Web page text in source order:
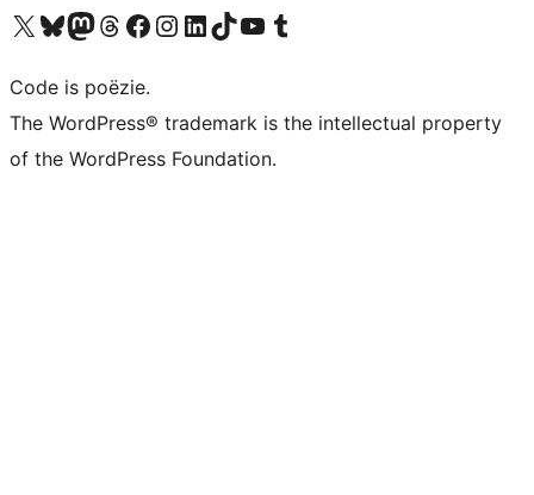
Bezoek ons X (voorheen Twitter) account
Bezoek ons Bluesky account
Bezoek ons Mastodon account
Bezoek ons Threads account
Onze Facebook pagina bezoeken
Bezoek ons Instagram account
Bezoek ons LinkedIn account
Bezoek ons TikTok account
Bezoek ons YouTube kanaalBezoek ons Tumblr account
Code is poëzie.
The WordPress® trademark is the intellectual property
of the WordPress Foundation.